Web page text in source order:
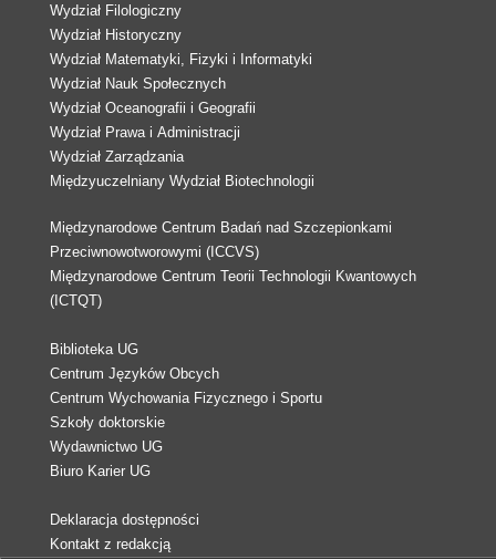
Wydział Filologiczny
Wydział Historyczny
Wydział Matematyki, Fizyki i Informatyki
Wydział Nauk Społecznych
Wydział Oceanografii i Geografii
Wydział Prawa i Administracji
Wydział Zarządzania
Międzyuczelniany Wydział Biotechnologii
Międzynarodowe Centrum Badań nad Szczepionkami
Przeciwnowotworowymi (ICCVS)
Międzynarodowe Centrum Teorii Technologii Kwantowych
(ICTQT)
Biblioteka UG
Centrum Języków Obcych
Centrum Wychowania Fizycznego i Sportu
Szkoły doktorskie
Wydawnictwo UG
Biuro Karier UG
Deklaracja dostępności
Kontakt z redakcją